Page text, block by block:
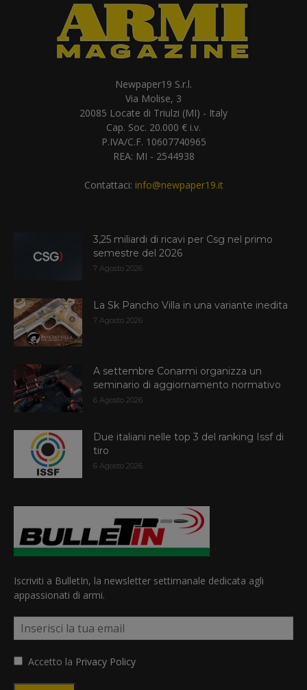
Newpaper19 S.r.l.
Via Molise, 3
20085 Locate di Triulzi (MI) - Italy
Cap. Soc. 20.000 € i.v.
P.IVA/C.F. 10607740965
REA: MI - 2544938
Contattaci: info@newpaper19.it
3,25 miliardi di ricavi per Csg nel primo
semestre del 2026
7 Agosto 2026
La Sk Pancho Villa in una variante inedita
7 Agosto 2026
A settembre Conarmi organizza un
seminario di aggiornamento normativo
6 Agosto 2026
Due italiani nelle top 3 del ranking Issf di
tiro
6 Agosto 2026
Iscriviti a BulletIn, la newsletter settimanale dedicata agli
appassionati di armi.
Accetto la Privacy Policy